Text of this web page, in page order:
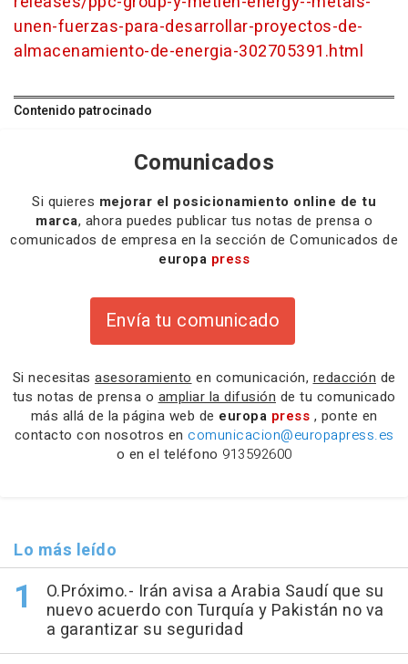
unen-fuerzas-para-desarrollar-proyectos-de-
almacenamiento-de-energia-302705391.html
Contenido patrocinado
Comunicados
Si quieres mejorar el posicionamiento online de tu
marca, ahora puedes publicar tus notas de prensa o
comunicados de empresa en la sección de Comunicados de
europa press
Envía tu comunicado
Si necesitas asesoramiento en comunicación, redacción de
tus notas de prensa o ampliar la difusión de tu comunicado
más allá de la página web de europa press , ponte en
contacto con nosotros en comunicacion@europapress.es
o en el teléfono 913592600
Lo más leído
O.Próximo.- Irán avisa a Arabia Saudí que su
nuevo acuerdo con Turquía y Pakistán no va
a garantizar su seguridad